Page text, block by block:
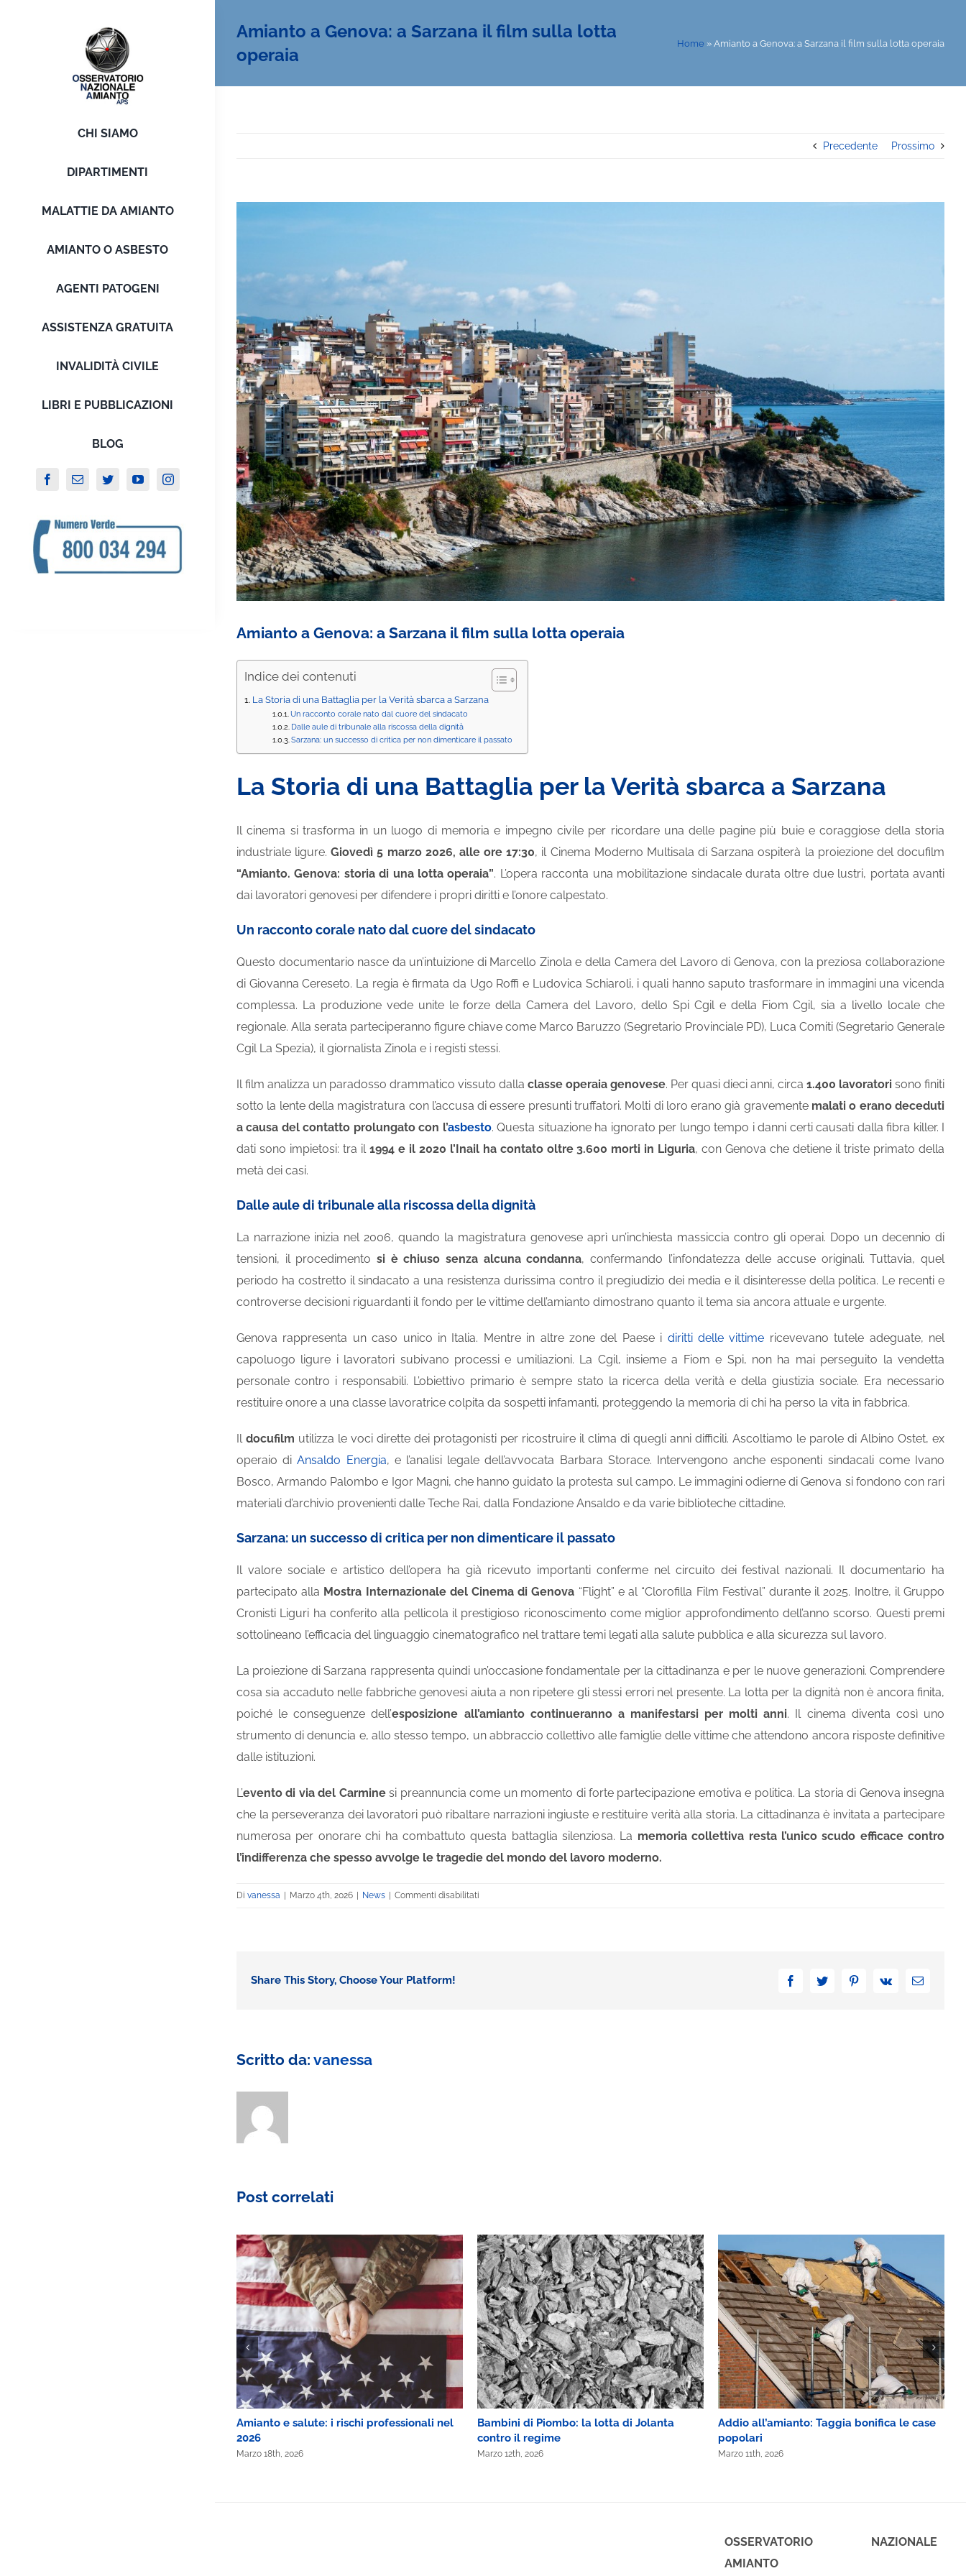
CHI SIAMO
DIPARTIMENTI
MALATTIE DA AMIANTO
AMIANTO O ASBESTO
AGENTI PATOGENI
ASSISTENZA GRATUITA
INVALIDITÀ CIVILE
LIBRI E PUBBLICAZIONI
BLOG
Amianto a Genova: a Sarzana il film sulla lotta
operaia
Home » Amianto a Genova: a Sarzana il film sulla lotta operaia
Precedente Prossimo
Amianto a Genova: a Sarzana il film sulla lotta operaia
Indice dei contenuti
La Storia di una Battaglia per la Verità sbarca a Sarzana
Un racconto corale nato dal cuore del sindacato
Dalle aule di tribunale alla riscossa della dignità
Sarzana: un successo di critica per non dimenticare il passato
La Storia di una Battaglia per la Verità sbarca a Sarzana
Il cinema si trasforma in un luogo di memoria e impegno civile per ricordare una delle pagine più buie e coraggiose della storia
industriale ligure.Giovedì 5 marzo 2026, alle ore 17:30, il Cinema Moderno Multisala di Sarzana ospiterà la proiezione del docufilm
“Amianto. Genova: storia di una lotta operaia”. L’opera racconta una mobilitazione sindacale durata oltre due lustri, portata avanti
dai lavoratori genovesi per difendere i propri diritti e l’onore calpestato.
Un racconto corale nato dal cuore del sindacato
Questo documentario nasce da un’intuizione di Marcello Zinola e della Camera del Lavoro di Genova, con la preziosa collaborazione
di Giovanna Cereseto. La regia è firmata da Ugo Roffi e Ludovica Schiaroli, i quali hanno saputo trasformare in immagini una vicenda
complessa. La produzione vede unite le forze della Camera del Lavoro, dello Spi Cgil e della Fiom Cgil, sia a livello locale che
regionale. Alla serata parteciperanno figure chiave come Marco Baruzzo (Segretario Provinciale PD), Luca Comiti (Segretario Generale
Cgil La Spezia), il giornalista Zinola e i registi stessi.
Il film analizza un paradosso drammatico vissuto dalla classe operaia genovese. Per quasi dieci anni, circa 1.400 lavoratori sono finiti
sotto la lente della magistratura con l’accusa di essere presunti truffatori. Molti di loro erano già gravementemalati o erano deceduti
a causa del contatto prolungato con l’asbesto. Questa situazione ha ignorato per lungo tempo i danni certi causati dalla fibra killer. I
dati sono impietosi: tra il 1994 e il 2020 l’Inail ha contato oltre 3.600 morti in Liguria, con Genova che detiene il triste primato della
metà dei casi.
Dalle aule di tribunale alla riscossa della dignità
La narrazione inizia nel 2006, quando la magistratura genovese aprì un’inchiesta massiccia contro gli operai. Dopo un decennio di
tensioni, il procedimento si è chiuso senza alcuna condanna, confermando l’infondatezza delle accuse originali. Tuttavia, quel
periodo ha costretto il sindacato a una resistenza durissima contro il pregiudizio dei media e il disinteresse della politica. Le recenti e
controverse decisioni riguardanti il fondo per le vittime dell’amianto dimostrano quanto il tema sia ancora attuale e urgente.
Genova rappresenta un caso unico in Italia. Mentre in altre zone del Paese i diritti delle vittime ricevevano tutele adeguate, nel
capoluogo ligure i lavoratori subivano processi e umiliazioni. La Cgil, insieme a Fiom e Spi, non ha mai perseguito la vendetta
personale contro i responsabili. L’obiettivo primario è sempre stato la ricerca della verità e della giustizia sociale. Era necessario
restituire onore a una classe lavoratrice colpita da sospetti infamanti, proteggendo la memoria di chi ha perso la vita in fabbrica.
Il docufilm utilizza le voci dirette dei protagonisti per ricostruire il clima di quegli anni difficili. Ascoltiamo le parole di Albino Ostet, ex
operaio di Ansaldo Energia, e l’analisi legale dell’avvocata Barbara Storace. Intervengono anche esponenti sindacali come Ivano
Bosco, Armando Palombo e Igor Magni, che hanno guidato la protesta sul campo. Le immagini odierne di Genova si fondono con rari
materiali d’archivio provenienti dalle Teche Rai, dalla Fondazione Ansaldo e da varie biblioteche cittadine.
Sarzana: un successo di critica per non dimenticare il passato
Il valore sociale e artistico dell’opera ha già ricevuto importanti conferme nel circuito dei festival nazionali. Il documentario ha
partecipato alla Mostra Internazionale del Cinema di Genova “Flight” e al “Clorofilla Film Festival” durante il 2025. Inoltre, il Gruppo
Cronisti Liguri ha conferito alla pellicola il prestigioso riconoscimento come miglior approfondimento dell’anno scorso. Questi premi
sottolineano l’efficacia del linguaggio cinematografico nel trattare temi legati alla salute pubblica e alla sicurezza sul lavoro.
La proiezione di Sarzana rappresenta quindi un’occasione fondamentale per la cittadinanza e per le nuove generazioni. Comprendere
cosa sia accaduto nelle fabbriche genovesi aiuta a non ripetere gli stessi errori nel presente. La lotta per la dignità non è ancora finita,
poiché le conseguenze dell’esposizione all’amianto continueranno a manifestarsi per molti anni. Il cinema diventa così uno
strumento di denuncia e, allo stesso tempo, un abbraccio collettivo alle famiglie delle vittime che attendono ancora risposte definitive
dalle istituzioni.
L’evento di via del Carminesi preannuncia come un momento di forte partecipazione emotiva e politica. La storia di Genova insegna
che la perseveranza dei lavoratori può ribaltare narrazioni ingiuste e restituire verità alla storia. La cittadinanza è invitata a partecipare
numerosa per onorare chi ha combattuto questa battaglia silenziosa. La memoria collettiva resta l’unico scudo efficace contro
l’indifferenza che spesso avvolge le tragedie del mondo del lavoro moderno.
Di vanessa Marzo 4th, 2026 News Commenti disabilitati
Share This Story, Choose Your Platform! FacebookTwitterPinterest
Vk Email
Scritto da: vanessa
Post correlati
Amianto e salute: i rischi professionali nel
2026
Marzo 18th, 2026
Bambini di Piombo: la lotta di Jolanta
contro il regime
Marzo 12th, 2026
Addio all’amianto: Taggia bonifica le case
popolari
Marzo 11th, 2026
OSSERVATORIO NAZIONALE
AMIANTO